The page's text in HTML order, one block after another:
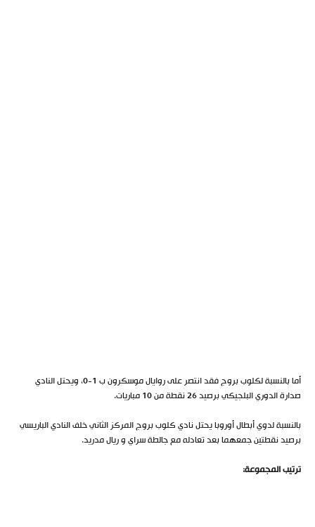
أما بالنسبة لكلوب بروج فقد انتصر على روايال موسكرون ب 1-0، ويحتل النادي
صدارة الدوري البلجيكي برصيد 26 نقطة من 10 مباريات.
بالنسبة لدوي أبطال أوروبا يحتل نادي كلوب بروج المركز الثاني خلف النادي الباريسي
برصيد نقطتين جمعهما بعد تعادله مع جالطة سراي و ريال مدريد.
ترتيب المجموعة: